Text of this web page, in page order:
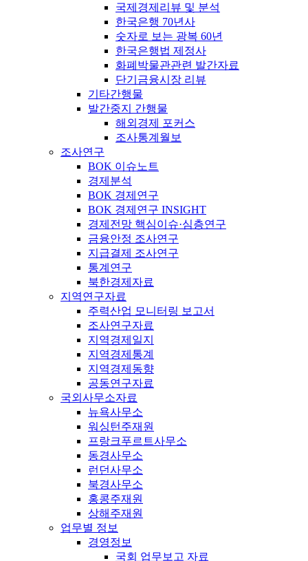
국제경제리뷰 및 분석
한국은행 70년사
숫자로 보는 광복 60년
한국은행법 제정사
화폐박물관관련 발간자료
단기금융시장 리뷰
기타간행물
발간중지 간행물
해외경제 포커스
조사통계월보
조사연구
BOK 이슈노트
경제분석
BOK 경제연구
BOK 경제연구 INSIGHT
경제전망 핵심이슈·심층연구
금융안정 조사연구
지급결제 조사연구
통계연구
북한경제자료
지역연구자료
주력산업 모니터링 보고서
조사연구자료
지역경제일지
지역경제통계
지역경제동향
공동연구자료
국외사무소자료
뉴욕사무소
워싱턴주재원
프랑크푸르트사무소
동경사무소
런던사무소
북경사무소
홍콩주재원
상해주재원
업무별 정보
경영정보
국회 업무보고 자료